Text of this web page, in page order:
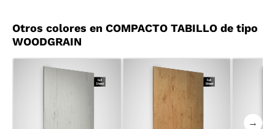
Otros colores en COMPACTO TABILLO de tipo
WOODGRAIN
→